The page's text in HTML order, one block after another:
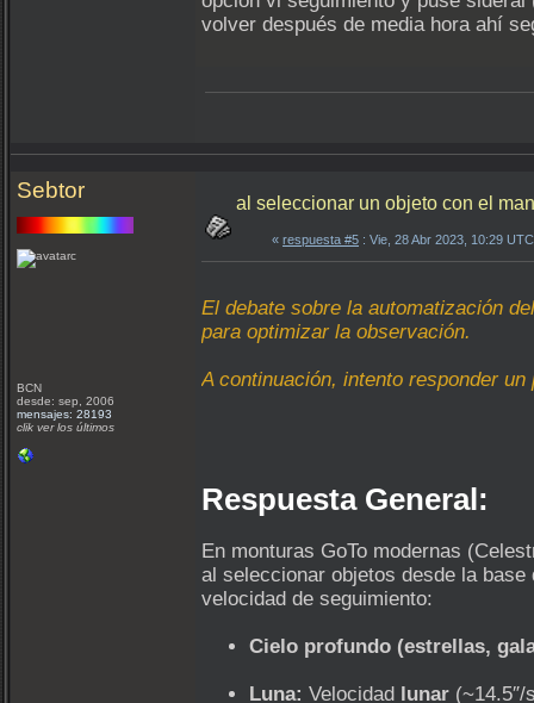
volver después de media hora ahí
Sebtor
BCN
desde: sep, 2006
mensajes: 28193
clik ver los últimos
al seleccionar un objeto con el
« respuesta #5 : Vie, 28 Abr 2023, 10:29
El debate sobre la automatización
para optimizar la observación.
A continuación, intento responder
Respuesta General:
En monturas GoTo modernas
al seleccionar objetos desde la
velocidad de seguimiento:
Cielo profundo (estrellas,
Luna: Velocidad lunar (~14.5″/